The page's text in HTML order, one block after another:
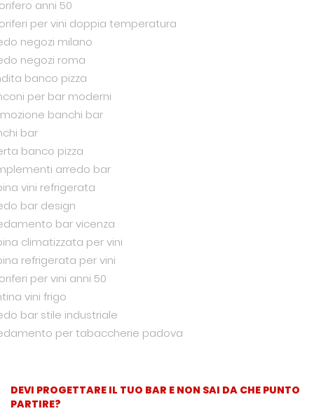
anni 50
per vini doppia temperatura
negozi milano
negozi roma
banco pizza
per bar moderni
banchi bar
bar
banco pizza
arredo bar
vini refrigerata
bar design
bar vicenza
climatizzata per vini
refrigerata per vini
per vini anni 50
vini frigo
bar stile industriale
per tabaccherie padova
DEVI PROGETTARE IL TUO BAR E NON SAI DA CHE PUNTO
PARTIRE?